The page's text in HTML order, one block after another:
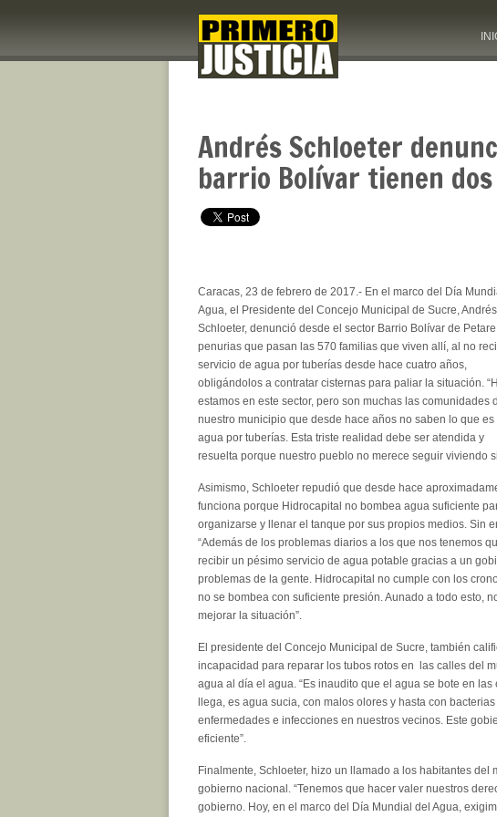
Andrés Schloeter
barrio Bolívar tienen
Caracas, 23 de febrero de 2017.- En el marco del Día
Agua, el Presidente del Concejo Municipal de Sucre, Andrés
Schloeter, denunció desde el sector Barrio Bolívar de
penurias que pasan las 570 familias que viven allí, al no
servicio de agua por tuberías desde hace cuatro años,
obligándolos a contratar cisternas para paliar la situación.
estamos en este sector, pero son muchas las comunidades
nuestro municipio que desde hace años no saben lo que es
agua por tuberías. Esta triste realidad debe ser atendida y
resuelta porque nuestro pueblo no merece seguir viviendo
Asimismo, Schloeter repudió que desde hace
funciona porque Hidrocapital no bombea agua suficiente
organizarse y llenar el tanque por sus propios medios. Sin
“Además de los problemas diarios a los que nos tenemos
recibir un pésimo servicio de agua potable gracias a un
problemas de la gente. Hidrocapital no cumple con los
no se bombea con suficiente presión. Aunado a todo esto,
mejorar la situación”.
El presidente del Concejo Municipal de Sucre, también
incapacidad para reparar los tubos rotos en las calles del
agua al día el agua. “Es inaudito que el agua se bote en
llega, es agua sucia, con malos olores y hasta con
enfermedades e infecciones en nuestros vecinos. Este
eficiente”.
Finalmente, Schloeter, hizo un llamado a los habitantes
gobierno nacional. “Tenemos que hacer valer nuestros
gobierno. Hoy, en el marco del Día Mundial del Agua,